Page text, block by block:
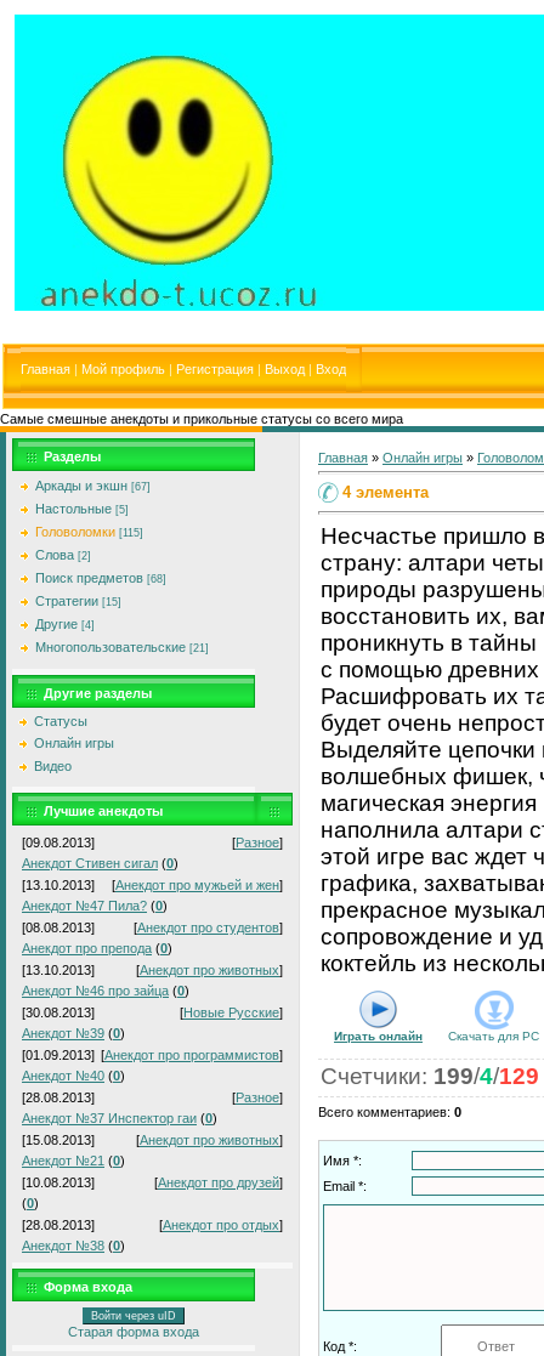
Главная | Мой профиль | Регистрация | Выход | Вход
Самые смешные анекдоты и прикольные статусы со всего мира
Разделы
Аркады и экшн [67]
Настольные [5]
Головоломки [115]
Слова [2]
Поиск предметов [68]
Стратегии [15]
Другие [4]
Многопользовательские [21]
Другие разделы
Статусы
Онлайн игры
Видео
Лучшие анекдоты
[09.08.2013] [Разное]
Анекдот Стивен сигал (0)
[13.10.2013]
[Анекдот про мужьей и жен]
Анекдот №47 Пила? (0)
[08.08.2013]
[Анекдот про студентов]
Анекдот про препода (0)
[13.10.2013]
[Анекдот про животных]
Анекдот №46 про зайца (0)
[30.08.2013]
[Новые Русские]
Анекдот №39 (0)
[01.09.2013] [Анекдот про программистов]
Анекдот №40 (0)
[28.08.2013]
[Разное]
Анекдот №37 Инспектор гаи (0)
[15.08.2013]
[Анекдот про животных]
Анекдот №21 (0)
[10.08.2013]
[Анекдот про друзей]
(0)
[28.08.2013]
[Анекдот про отдых]
Анекдот №38 (0)
Форма входа
Войти через uID
Старая форма входа
Главная » Онлайн игры »
4 элемента
Несчастье пришло
страну: алтари
природы
восстановить их,
проникнуть в тайны
с помощью древних
Расшифровать их
будет очень
Выделяйте цепочки
волшебных фишек,
магическая энергия
наполнила алтари
этой игре вас ждет
графика,
прекрасное
сопровождение и
коктейль из
Играть онлайн Скачать для PC
Счетчики: 199/4/129
Всего комментариев: 0
Имя *:
Email *:
Код *: